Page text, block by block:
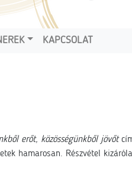
KAPCSOLAT
erőt, közösségünkből jövőt
hamarosan. Részvétel